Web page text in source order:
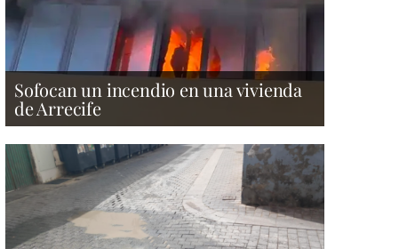
Sofocan un incendio en una vivienda
de Arrecife